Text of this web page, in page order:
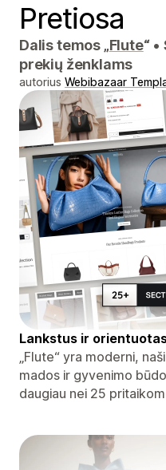
Pretiosa
Dalis temos „Flute“ •
prekių ženklams
autorius Webibazaar
Lankstus ir
„Flute“ yra moderni,
mados ir gyvenimo
daugiau nei 25